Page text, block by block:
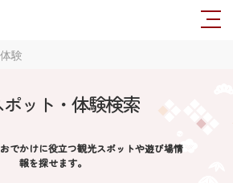
験
ポット・体験検索
でかけに役立つ観光スポットや遊び場情
報を探せます。